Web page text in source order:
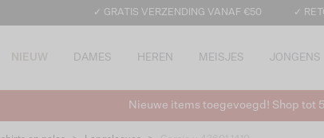
✓ GRATIS VERZENDING VANAF €50 ✓
NIEUW DAMES HEREN MEISJES JONGENS
Nieuwe items toegevoegd! Shop tot